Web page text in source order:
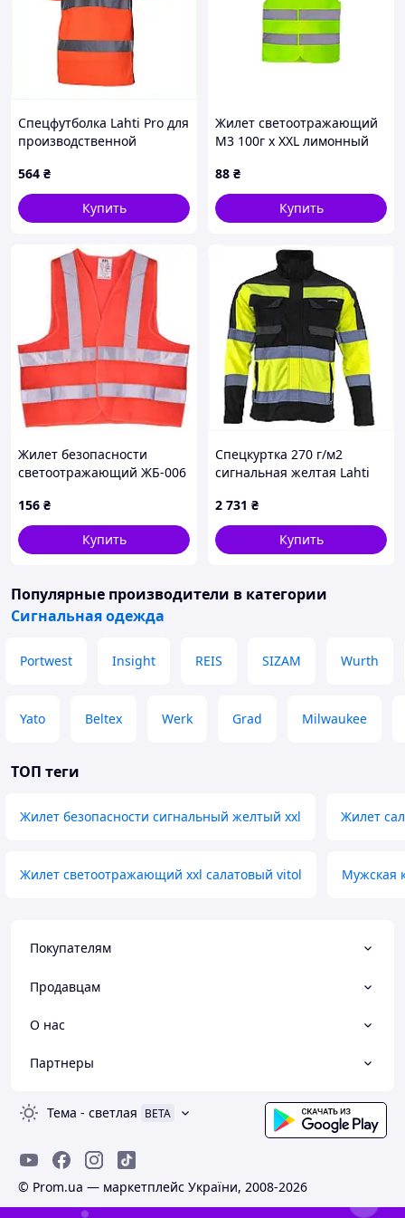
Спецфутболка Lahti Pro для
производственной
564 ₴
Купить
Жилет светоотражающий
M3 100г x XXL лимонный
88 ₴
Купить
Жилет безопасности
светоотражающий ЖБ-006
156 ₴
Купить
Спецкуртка 270 г/м2
сигнальная желтая Lahti
2 731 ₴
Купить
Популярные производители в категории
Сигнальная одежда
Portwest Insight REIS SIZAM Wurth
Yato Beltex Werk Grad Milwaukee
ТОП теги
Жилет безопасности сигнальный желтый xxl Жилет
Жилет светоотражающий xxl салатовый vitol Мужская
Покупателям
Продавцам
О нас
Партнеры
Тема - светлая BETA
© Prom.ua — маркетплейс України, 2008-2026